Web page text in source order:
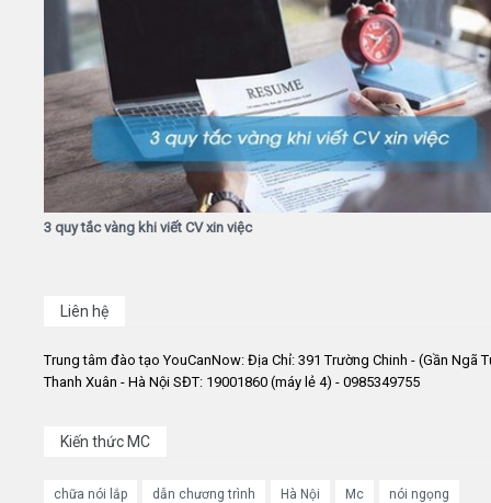
3 quy tắc vàng khi viết CV xin việc
Liên hệ
Trung tâm đào tạo YouCanNow: Địa Chỉ: 391 Trường Chinh - (Gần Ngã
Thanh Xuân - Hà Nội SĐT: 19001860 (máy lẻ 4) - 0985349755
Kiến thức MC
chữa nói lắp dẫn chương trình Hà Nội Mc nói ngọng